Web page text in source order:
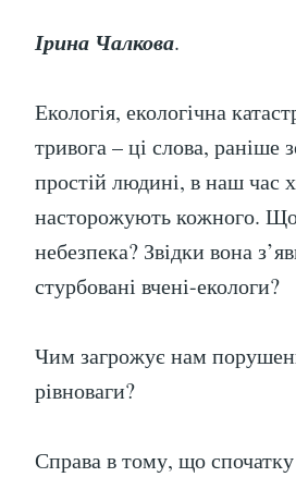
Ірина Чалкова.
Екологія, екологічна
тривога – ці слова, раніше
простій людині, в наш час
насторожують кожного.
небезпека? Звідки вона
стурбовані вчені-екологи?
Чим загрожує нам
рівноваги?
Справа в тому, що